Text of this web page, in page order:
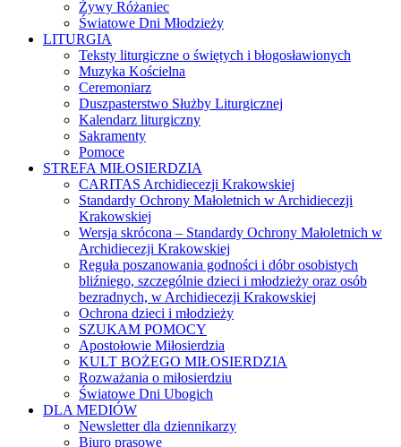
Żywy Różaniec
Światowe Dni Młodzieży
LITURGIA
Teksty liturgiczne o świętych i błogosławionych
Muzyka Kościelna
Ceremoniarz
Duszpasterstwo Służby Liturgicznej
Kalendarz liturgiczny
Sakramenty
Pomoce
STREFA MIŁOSIERDZIA
CARITAS Archidiecezji Krakowskiej
Standardy Ochrony Małoletnich w Archidiecezji
Krakowskiej
Wersja skrócona – Standardy Ochrony Małoletnich w
Archidiecezji Krakowskiej
Reguła poszanowania godności i dóbr osobistych
bliźniego, szczególnie dzieci i młodzieży oraz osób
bezradnych, w Archidiecezji Krakowskiej
Ochrona dzieci i młodzieży
SZUKAM POMOCY
Apostołowie Miłosierdzia
KULT BOŻEGO MIŁOSIERDZIA
Rozważania o miłosierdziu
Światowe Dni Ubogich
DLA MEDIÓW
Newsletter dla dziennikarzy
Biuro prasowe